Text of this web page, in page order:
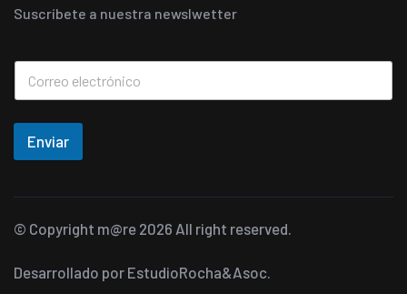
Suscríbete a nuestra newslwetter
Enviar
© Copyright m@re 2026 All right reserved.
Desarrollado por EstudioRocha&Asoc.